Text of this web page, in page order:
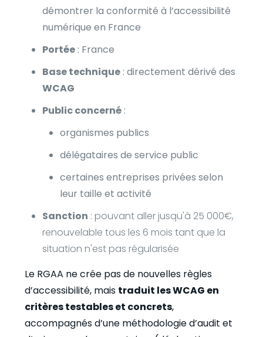
démontrer la conformité à l’accessibilité
numérique en France
Portée: France
Base technique: directement dérivé des
WCAG
Public concerné:
organismes publics
délégataires de service public
certaines entreprises privées selon
leur taille et activité
Sanction : pouvant aller jusqu'à 25 000€,
renouvelable tous les 6 mois tant que la
situation n'est pas régularisée
Le RGAA ne crée pas de nouvelles règles
d’accessibilité, mais traduit les WCAG en
critères testables et concrets,
accompagnés d’une méthodologie d’audit et